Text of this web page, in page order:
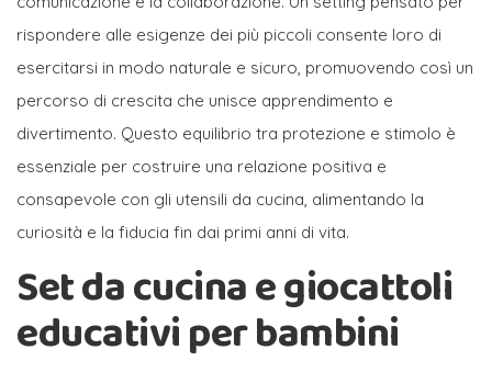
rispondere alle esigenze dei più piccoli consente loro di
esercitarsi in modo naturale e sicuro, promuovendo così un
percorso di crescita che unisce apprendimento e
divertimento. Questo equilibrio tra protezione e stimolo è
essenziale per costruire una relazione positiva e
consapevole con gli utensili da cucina, alimentando la
curiosità e la fiducia fin dai primi anni di vita.
Set da cucina e giocattoli
educativi per bambini